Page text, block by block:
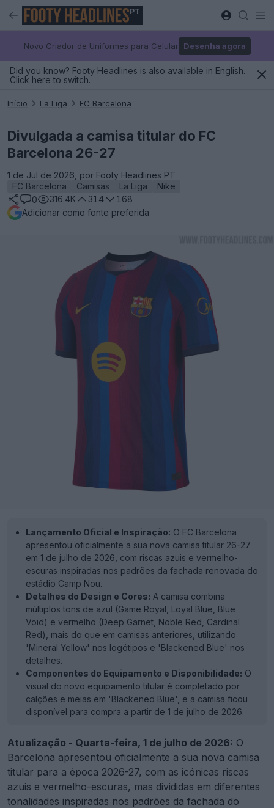
PT
Novo Criador de Uniformes para Celular Desenha agora
Did you know? Footy Headlines is also available in English.
Click here to switch.
Início La Liga FC Barcelona
Divulgada a camisa titular do FC
Barcelona 26-27
1 de Jul de 2026, por Footy Headlines PT
FC Barcelona
Camisas La Liga
Nike
0
316.4K 314
168
Adicionar como fonte preferida
Lançamento Oficial e Inspiração: O FC Barcelona
apresentou oficialmente a sua nova camisa titular 26-27
em 1 de julho de 2026, com riscas azuis e vermelho-
escuras inspiradas nos padrões da fachada renovada do
estádio Camp Nou.
Detalhes do Design e Cores: A camisa combina
múltiplos tons de azul (Game Royal, Loyal Blue, Blue
Void) e vermelho (Deep Garnet, Noble Red, Cardinal
Red), mais do que em camisas anteriores, utilizando
'Mineral Yellow' nos logótipos e 'Blackened Blue' nos
detalhes.
Componentes do Equipamento e Disponibilidade: O
visual do novo equipamento titular é completado por
calções e meias em 'Blackened Blue', e a camisa ficou
disponível para compra a partir de 1 de julho de 2026.
Atualização - Quarta-feira, 1 de julho de 2026: O
Barcelona apresentou oficialmente a sua nova camisa
titular para a época 2026-27, com as icónicas riscas
azuis e vermelho-escuras, mas divididas em diferentes
tonalidades inspiradas nos padrões da fachada do